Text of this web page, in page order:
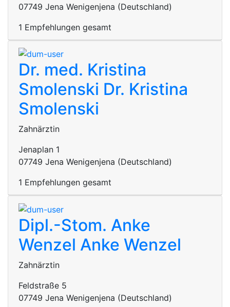
07749 Jena Wenigenjena (Deutschland)
1 Empfehlungen gesamt
Dr. med. Kristina
Smolenski Dr. Kristina
Smolenski
Zahnärztin
Jenaplan 1
07749 Jena Wenigenjena (Deutschland)
1 Empfehlungen gesamt
Dipl.-Stom. Anke
Wenzel Anke Wenzel
Zahnärztin
Feldstraße 5
07749 Jena Wenigenjena (Deutschland)